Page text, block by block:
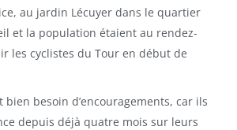
au jardin Lécuyer dans le quartier
et la population étaient au rendez-
les cyclistes du Tour en début de
bien besoin d’encouragements, car ils
depuis déjà quatre mois sur leurs